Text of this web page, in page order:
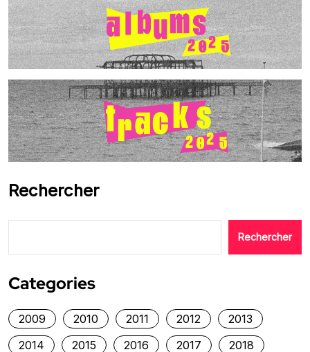
Rechercher
Rechercher
Categories
2009 2010 2011 2012
2013
2014
2015 2016 2017 2018